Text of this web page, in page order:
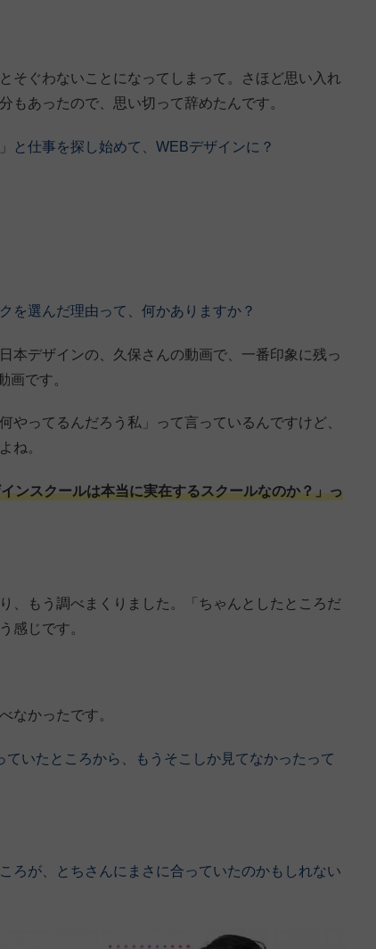
そぐわないことになってしまって。さほど思い入れ
もあったので、思い切って辞めたんです。
と仕事を探し始めて、WEBデザインに？
を選んだ理由って、何かありますか？
本デザインの、久保さんの動画で、一番印象に残っ
画です。
やってるんだろう私」って言っているんですけど、
ね。
ンスクールは本当に実在するスクールなのか？」っ
、もう調べまくりました。「ちゃんとしたところだ
感じです。
なかったです。
いたところから、もうそこしか見てなかったって
ろが、とちさんにまさに合っていたのかもしれない